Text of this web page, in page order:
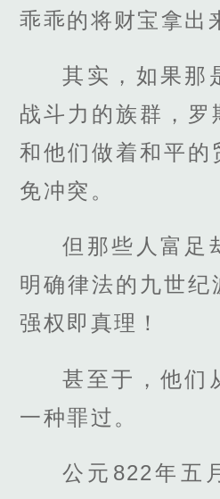
乖乖的将财宝拿出
其实，如果那
战斗力的族群，罗
和他们做着和平的
免冲突。
但那些人富足
明确律法的九世纪
强权即真理！
甚至于，他们
一种罪过。
公元822年五